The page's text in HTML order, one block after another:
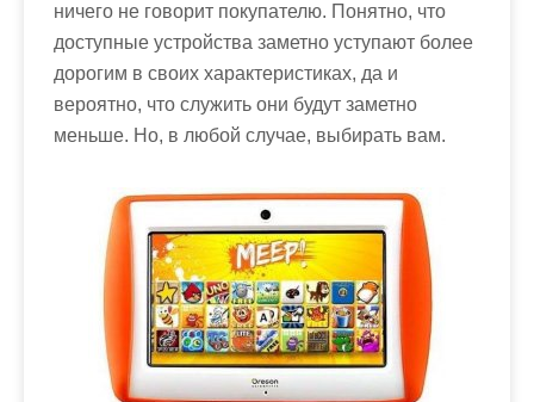
ничего не говорит покупателю. Понятно, что
доступные устройства заметно уступают более
дорогим в своих характеристиках, да и
вероятно, что служить они будут заметно
меньше. Но, в любой случае, выбирать вам.